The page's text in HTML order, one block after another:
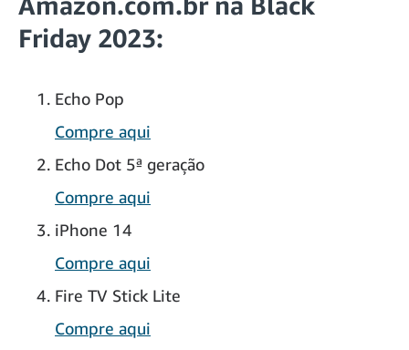
Friday 2023:
Echo Pop
Compre aqui
Echo Dot 5ª geração
Compre aqui
iPhone 14
Compre aqui
Fire TV Stick Lite
Compre aqui